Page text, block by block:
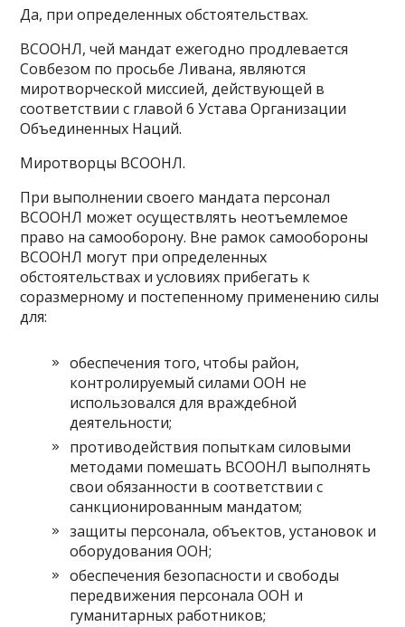
Да, при определенных обстоятельствах.
ВСООНЛ, чей мандат ежегодно продлевается
Совбезом по просьбе Ливана, являются
миротворческой миссией, действующей в
соответствии с главой 6 Устава Организации
Объединенных Наций.
Миротворцы ВСООНЛ.
При выполнении своего мандата персонал
ВСООНЛ может осуществлять неотъемлемое
право на самооборону. Вне рамок самообороны
ВСООНЛ могут при определенных
обстоятельствах и условиях прибегать к
соразмерному и постепенному применению силы
для:
обеспечения того, чтобы район,
контролируемый силами ООН не
использовался для враждебной
деятельности;
противодействия попыткам силовыми
методами помешать ВСООНЛ выполнять
свои обязанности в соответствии с
санкционированным мандатом;
защиты персонала, объектов, установок и
оборудования ООН;
обеспечения безопасности и свободы
передвижения персонала ООН и
гуманитарных работников;